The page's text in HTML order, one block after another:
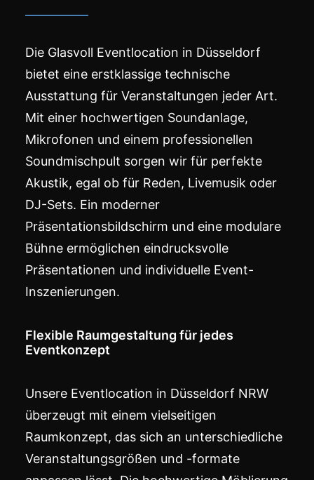
Die Glasvoll Eventlocation in Düsseldorf
bietet eine erstklassige technische
Ausstattung für Veranstaltungen jeder Art.
Mit einer hochwertigen Soundanlage,
Mikrofonen und einem professionellen
Soundmischpult sorgen wir für perfekte
Akustik, egal ob für Reden, Livemusik oder
DJ-Sets. Ein moderner
Präsentationsbildschirm und eine modulare
Bühne ermöglichen eindrucksvolle
Präsentationen und individuelle Event-
Inszenierungen.
Flexible Raumgestaltung für jedes
Eventkonzept
Unsere Eventlocation in Düsseldorf NRW
überzeugt mit einem vielseitigen
Raumkonzept, das sich an unterschiedliche
Veranstaltungsgrößen und -formate